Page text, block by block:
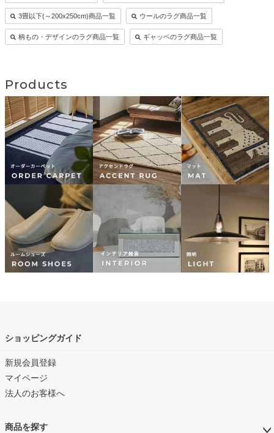
3畳以下(～200x250cm)商品一覧 ウールのラグ商品一覧
柄もの・デザインのラグ商品一覧 ギャッベのラグ商品一覧
Products
ショッピングガイド
新規会員登録
マイページ
法人のお客様へ
商品を探す